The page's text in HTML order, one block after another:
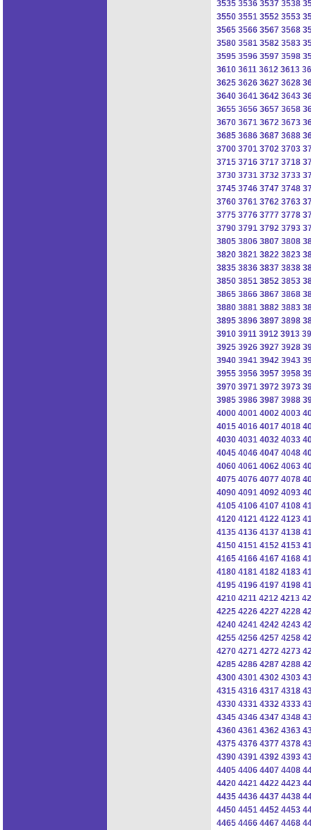
3535 3536 3537 3538
3550 3551 3552 3553
3565 3566 3567 3568
3580 3581 3582 3583
3595 3596 3597 3598
3610 3611 3612 3613
3625 3626 3627 3628
3640 3641 3642 3643
3655 3656 3657 3658
3670 3671 3672 3673
3685 3686 3687 3688
3700 3701 3702 3703
3715 3716 3717 3718
3730 3731 3732 3733
3745 3746 3747 3748
3760 3761 3762 3763
3775 3776 3777 3778
3790 3791 3792 3793
3805 3806 3807 3808
3820 3821 3822 3823
3835 3836 3837 3838
3850 3851 3852 3853
3865 3866 3867 3868
3880 3881 3882 3883
3895 3896 3897 3898
3910 3911 3912 3913
3925 3926 3927 3928
3940 3941 3942 3943
3955 3956 3957 3958
3970 3971 3972 3973
3985 3986 3987 3988
4000 4001 4002 4003
4015 4016 4017 4018
4030 4031 4032 4033
4045 4046 4047 4048
4060 4061 4062 4063
4075 4076 4077 4078
4090 4091 4092 4093
4105 4106 4107 4108
4120 4121 4122 4123
4135 4136 4137 4138
4150 4151 4152 4153
4165 4166 4167 4168
4180 4181 4182 4183
4195 4196 4197 4198
4210 4211 4212 4213
4225 4226 4227 4228
4240 4241 4242 4243
4255 4256 4257 4258
4270 4271 4272 4273
4285 4286 4287 4288
4300 4301 4302 4303
4315 4316 4317 4318
4330 4331 4332 4333
4345 4346 4347 4348
4360 4361 4362 4363
4375 4376 4377 4378
4390 4391 4392 4393
4405 4406 4407 4408
4420 4421 4422 4423
4435 4436 4437 4438
4450 4451 4452 4453
4465 4466 4467 4468